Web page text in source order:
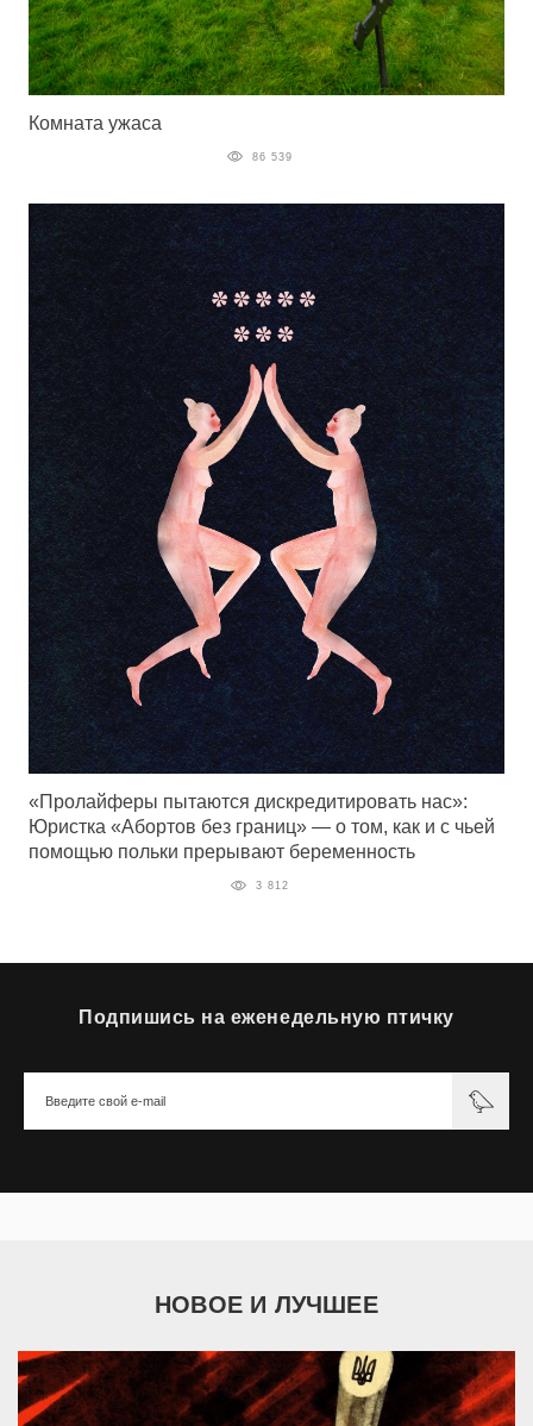
Комната ужаса
86 539
«Пролайферы пытаются дискредитировать нас»:
Юристка «Абортов без границ» — о том, как и с чьей
помощью польки прерывают беременность
3 812
Подпишись на еженедельную птичку
НОВОЕ И ЛУЧШЕЕ